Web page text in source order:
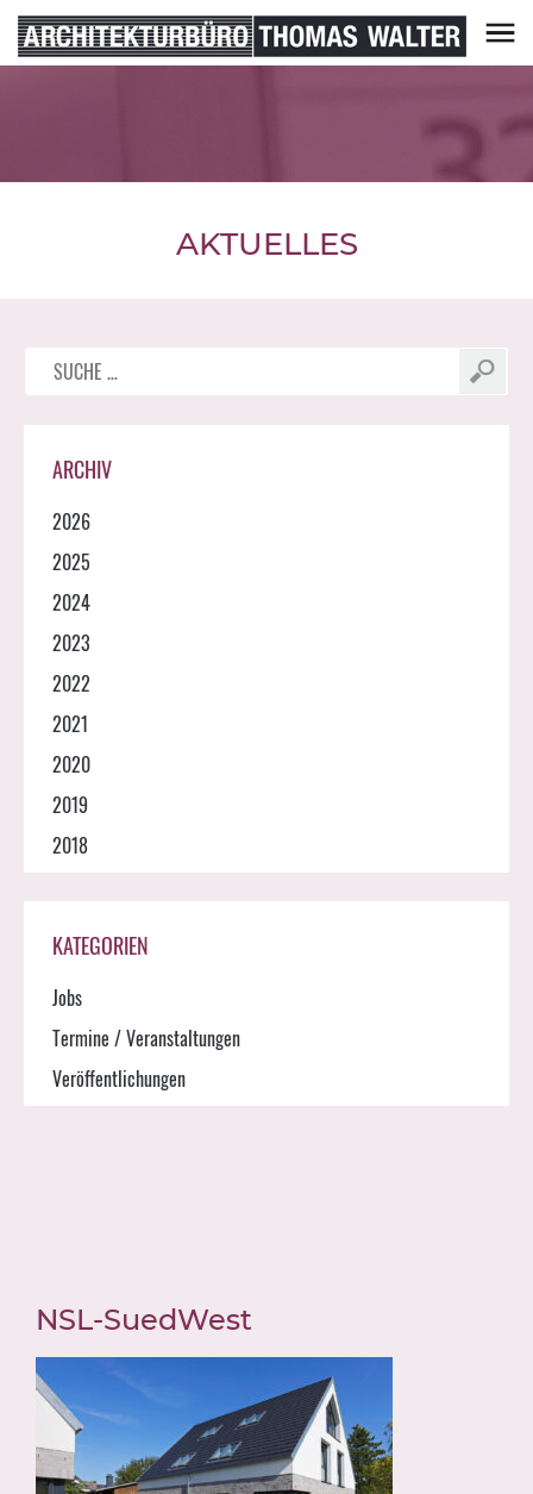
Skip
to
content
AKTUELLES
Suche
nach:
ARCHIV
2026
2025
2024
2023
2022
2021
2020
2019
2018
KATEGORIEN
Jobs
Termine / Veranstaltungen
Veröffentlichungen
NSL-SuedWest